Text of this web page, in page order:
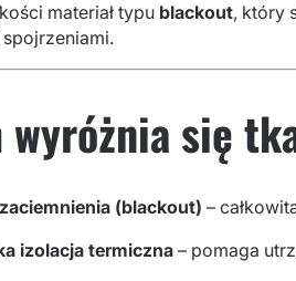
materiał typu blackout, który
wyróżnia się
(blackout) –
izolacja termiczna – pomaga